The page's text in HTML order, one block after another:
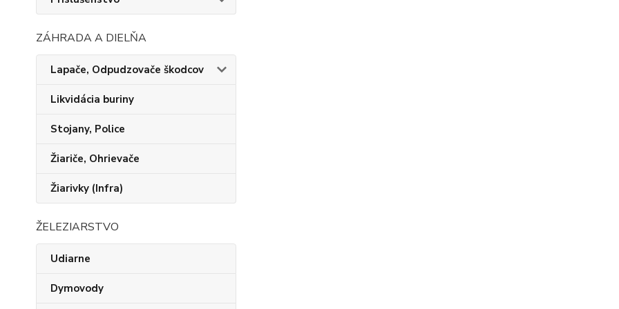
ZÁHRADA A DIELŇA
Lapače, Odpudzovače škodcov
Likvidácia buriny
Stojany, Police
Žiariče, Ohrievače
Žiarivky (Infra)
ŽELEZIARSTVO
Udiarne
Dymovody